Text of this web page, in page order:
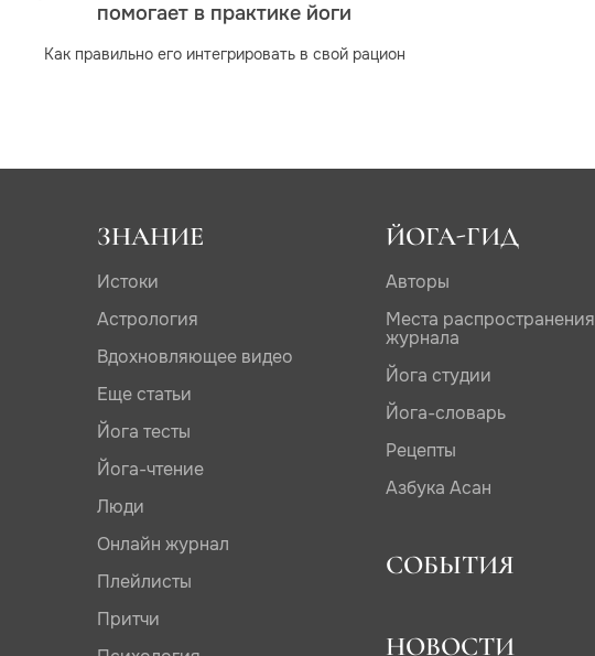
помогает в практике йоги
Как правильно его интегрировать в свой рацион
ЗНАНИЕ
Истоки
Астрология
Вдохновляющее видео
Еще статьи
Йога тесты
Йога-чтение
Люди
Онлайн журнал
Плейлисты
Притчи
ЙОГА-ГИД
Авторы
Места распространения
журнала
Йога студии
Йога-словарь
Рецепты
Азбука Асан
СОБЫТИЯ
НОВОСТИ